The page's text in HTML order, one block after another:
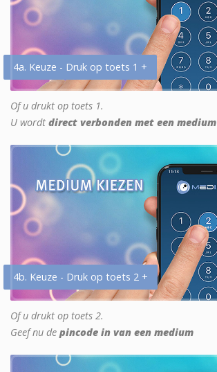
4a. Keuze - Druk op toets 1 +
Of u drukt op toets 1.
U wordt direct verbonden met een medium
4b. Keuze - Druk op toets 2 +
Of u drukt op toets 2.
Geef nu de pincode in van een medium